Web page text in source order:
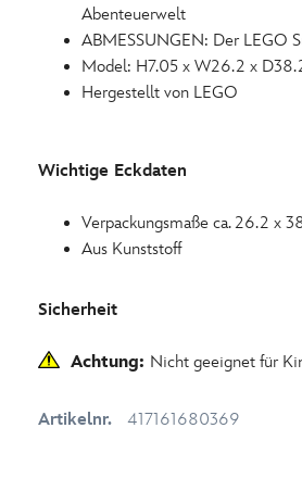
Abenteuerwelt
ABMESSUNGEN: Der LEGO
Model: H7.05 x W26.2 x
Hergestellt von LEGO
Wichtige Eckdaten
Verpackungsmaße ca. 26.2 x
Aus Kunststoff
Sicherheit
Achtung: Nicht geeignet für
Artikelnr. 417161680369